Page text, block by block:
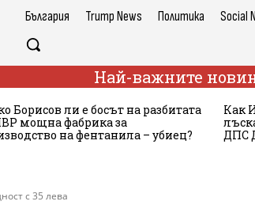
България Trump News Политика Social
Най-важните
Борисов ли е босът на разбитата
мощна фабрика за
на фентанила – убиец?
Как
ДПС
с 35 лева